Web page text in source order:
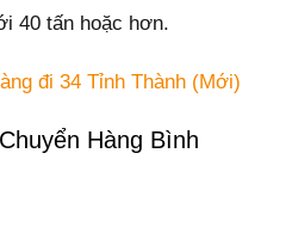
40 tấn hoặc hơn.
đi 34 Tỉnh Thành (Mới)
Hàng Bình